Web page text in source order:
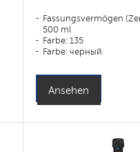
Fassungsvermögen
500 ml
Farbe: 135
Farbe: черный
Ansehen